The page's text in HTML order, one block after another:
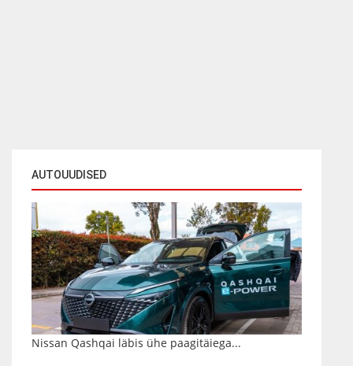
AUTOUUDISED
Nissan Qashqai läbis ühe paagitäiega...